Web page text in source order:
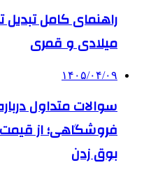
راهنمای کامل
میلادی و قمری
۱۴۰۵/۰۴/۰۹
سوالات متداول
فروشگاهی؛ از
بوق زدن